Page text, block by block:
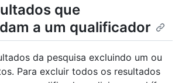
que
a um qualificador
da pesquisa excluindo um ou
Para excluir todos os resultados